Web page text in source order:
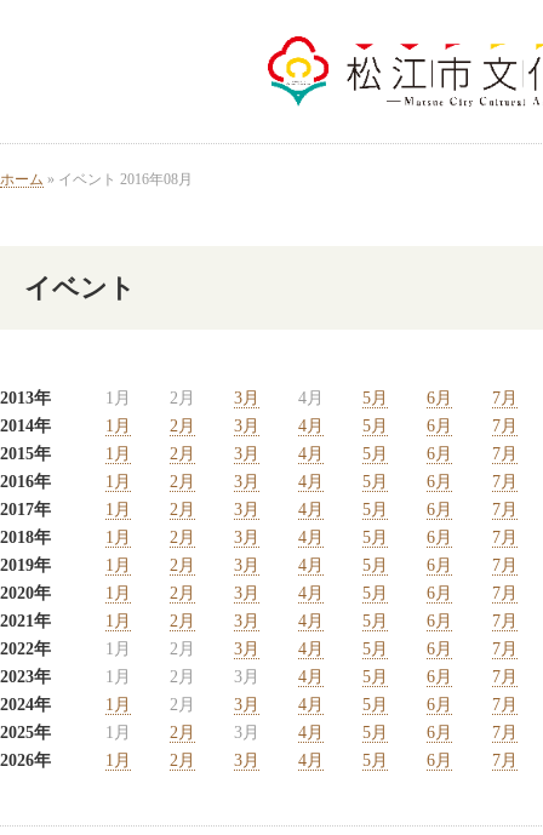
ホーム » イベント 2016年08月
イベント
2013年 1月 2月 3月 4月 5月 6月
7月
2014年
1月 2月 3月 4月 5月 6月
7月
2015年
1月 2月 3月 4月 5月 6月
7月
2016年
1月 2月 3月 4月 5月 6月
7月
2017年
1月 2月 3月 4月 5月 6月
7月
2018年
1月 2月 3月 4月 5月 6月
7月
2019年
1月 2月 3月 4月 5月 6月
7月
2020年
1月 2月 3月 4月 5月 6月
7月
2021年
1月 2月 3月 4月 5月 6月
7月
2022年
1月 2月 3月 4月 5月 6月
7月
2023年
1月 2月 3月 4月 5月 6月
7月
2024年
1月 2月 3月 4月 5月 6月
7月
2025年
1月 2月 3月 4月 5月 6月
7月
2026年
1月 2月 3月 4月 5月 6月 7月